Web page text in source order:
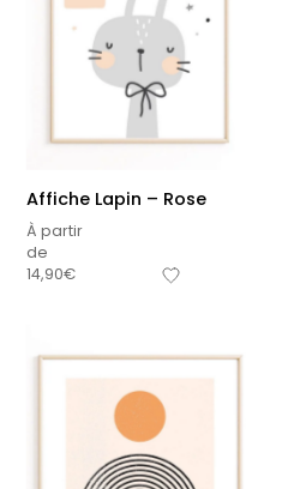
Affiche Lapin – Rose
À partir
de
14,90€